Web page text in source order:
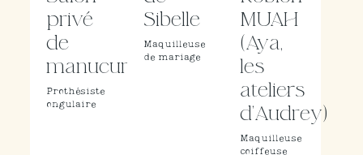
privé
de
manucure
Prothésiste
ongulaire
Sibelle
Maquilleuse
de mariage
MUAH
(Aya,
les
ateliers
d’Audrey)
Maquilleuse
coiffeuse